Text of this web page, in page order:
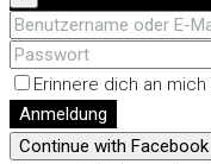
Erinnere dich an mich
Anmeldung
Continue with Facebook